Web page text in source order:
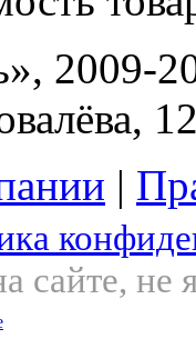
2009-
|
сайте, не